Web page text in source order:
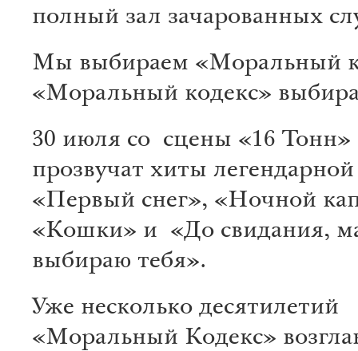
полный зал зачарованных
Мы выбираем «Моральный
«Моральный кодекс»
30 июля со сцены «16 Тонн»
прозвучат хиты
«Первый снег», «Ночной
«Кошки» и «До свидания,
выбираю тебя».
Уже несколько десятилетий
«Моральный Кодекс»